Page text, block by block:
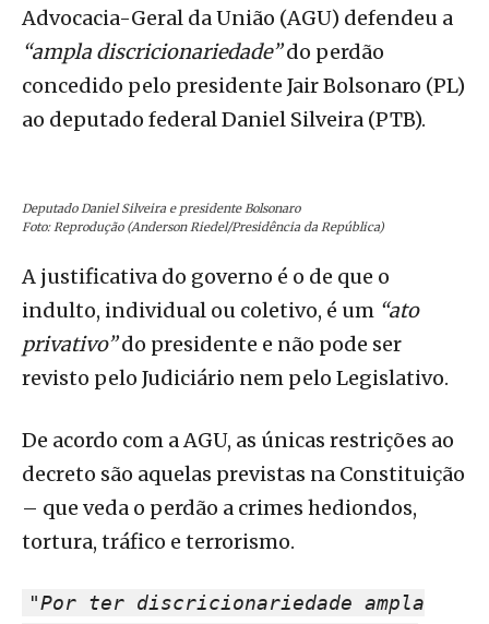
Advocacia-Geral da União (AGU) defendeu a
“ampla discricionariedade”do perdão
concedido pelo presidente Jair Bolsonaro (PL)
ao deputado federal Daniel Silveira (PTB).
Deputado Daniel Silveira e presidente Bolsonaro
Foto: Reprodução (Anderson Riedel/Presidência da República)
A justificativa do governo é o de que o
indulto, individual ou coletivo, é um “ato
privativo”do presidente e não pode ser
revisto pelo Judiciário nem pelo Legislativo.
De acordo com a AGU, as únicas restrições ao
decreto são aquelas previstas na Constituição
– que veda o perdão a crimes hediondos,
tortura, tráfico e terrorismo.
"Por ter discricionariedade ampla